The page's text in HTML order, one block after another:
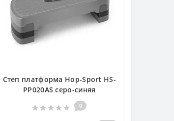
Степ платформа Hop-Sport HS-
PP020AS серо-синяя
0